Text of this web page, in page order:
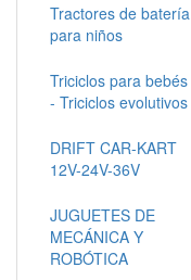
Tractores de batería
para niños
Triciclos para bebés
- Triciclos evolutivos
DRIFT CAR-KART
12V-24V-36V
JUGUETES DE
MECÁNICA Y
ROBÓTICA